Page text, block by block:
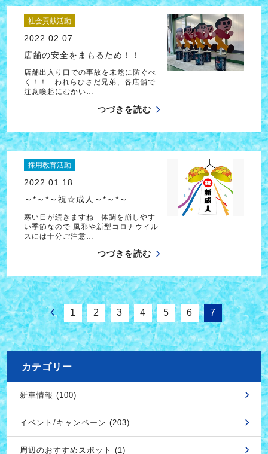
社会貢献活動
2022.02.07
店舗の安全をまもるため！！
店舗出入り口での事故を未然に防ぐべ
く！！ われらひさだ兄弟、各店舗で
注意喚起にむかい…
つづきを読む
採用教育活動
2022.01.18
～*～*～祝☆成人～*～*～
寒い日が続きますね 体調を崩しやす
い季節なので 風邪や新型コロナウイル
スには十分ご注意…
つづきを読む
1 2 3 4 5 6 7
カテゴリー
新車情報 (100)
イベント/キャンペーン (203)
周辺のおすすめスポット (1)